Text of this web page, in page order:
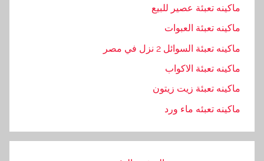
ماكينه تعبئة عصير للبيع
ماكينه تعبئة العبوات
ماكينه تعبئة السوائل 2 نزل في مصر
ماكينه تعبئة الاكواب
ماكينه تعبئة زيت زيتون
ماكينه تعبئه ماء ورد